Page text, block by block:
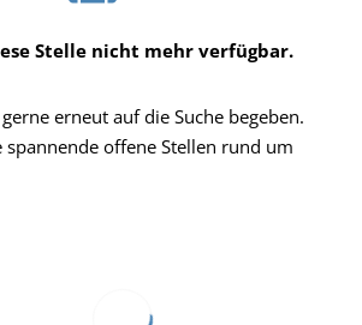
Stelle nicht mehr verfügbar.
erneut auf die Suche begeben.
spannende offene Stellen rund um